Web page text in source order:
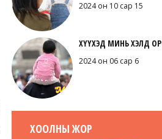
2024 он 10 сар 15
ХҮҮХЭД МИНЬ ХЭЛД
2024 он 06 сар 6
ХООЛНЫ ЖОР